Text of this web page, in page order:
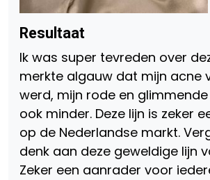
Resultaat
Ik was super tevreden over
merkte algauw dat mijn acne
werd, mijn rode en
ook minder. Deze lijn is zeker
op de Nederlandse markt.
denk aan deze geweldige lijn
Zeker een aanrader voor